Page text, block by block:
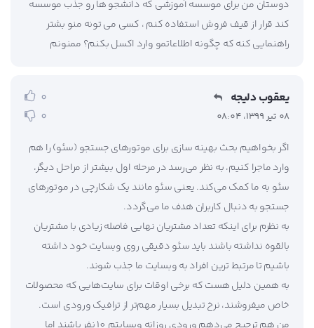
دوستان من برای موسسه آموزشی که دانشجو ها رو جذب موسسه
کند قرار از قیف فروش استفاده کنم ، کسی می تونه منو بشتر
راهنمایی کنه که چگونه اطلاعاتمو وارد اکسل بکنم؟ ممنونم
یعقوب دلیجه
08 تیر 1399، 08:04
0
0
اگر بخواهیم بحث بهینه سازی برای موتورهای جستجو (سئو) را هم
وارد ماجرا کنیم، به نظر می‌رسد در مرحله اول بیشتر از مراحل دیگر،
سئو به ما کمک می‌کند. یعنی سئو مانند یک شکارچی در موتورهای
جستجو به دنبال کاربران هدف ما می‌گردد.
به نظرم برای اینکه تعداد مشتریان نهایی فاصله زیادی با مشتریان
بالقوه نداشته باشند باید سئو دقیقی روی وبسایت خود داشته
باشیم تا مرتبط ترین افراد به وبسایت ما جذب شوند.
به همین دلیل هست که برخی اوقات برای سایت‌هایی که محصولات
خاص میفروشند، نرخ تبدیل بسیار مهم‌تر از ترافیک ورودی است.